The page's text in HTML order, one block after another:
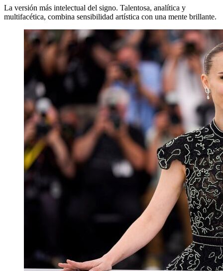
La versión más intelectual del signo. Talentosa, analítica y
multifacética, combina sensibilidad artística con una mente brillante.